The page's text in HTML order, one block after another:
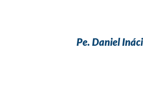
Pe. Daniel